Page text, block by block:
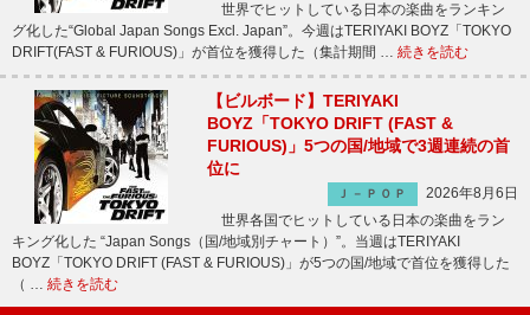
世界でヒットしている日本の楽曲をランキン
グ化した“Global Japan Songs Excl. Japan”。今週はTERIYAKI BOYZ「TOKYO
DRIFT(FAST & FURIOUS)」が首位を獲得した（集計期間 … 続きを読む
【ビルボード】TERIYAKI
BOYZ「TOKYO DRIFT (FAST &
FURIOUS)」5つの国/地域で3週連続の首
位に
Ｊ－ＰＯＰ
2026年8月6日
世界各国でヒットしている日本の楽曲をラン
キング化した “Japan Songs（国/地域別チャート）”。当週はTERIYAKI
BOYZ「TOKYO DRIFT (FAST & FURIOUS)」が5つの国/地域で首位を獲得した
（ … 続きを読む